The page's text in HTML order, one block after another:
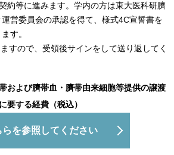
約等に進みます。学内の方は東大医科研臍
営委員会の承認を得て、様式4C宣誓書を
す。
すので、受領後サインをして送り返してく
および臍帯血・臍帯由来細胞等提供の譲渡
に要する経費（税込）
らを参照してください